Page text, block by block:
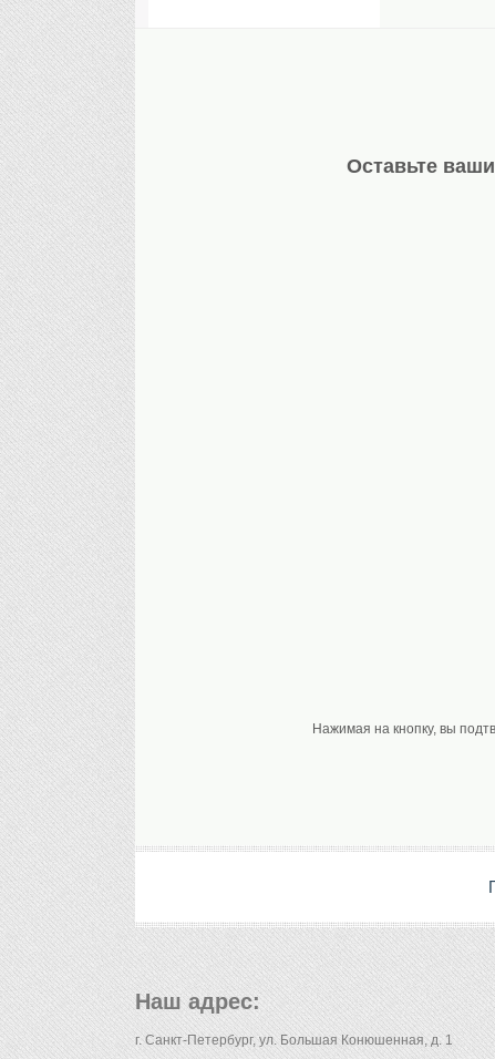
Оставьте
Нажимая на кнопку, вы
Наш адрес:
г. Санкт-Петербург, ул. Большая Конюшенная, д. 1